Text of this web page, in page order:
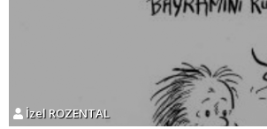
İzel ROZENTAL